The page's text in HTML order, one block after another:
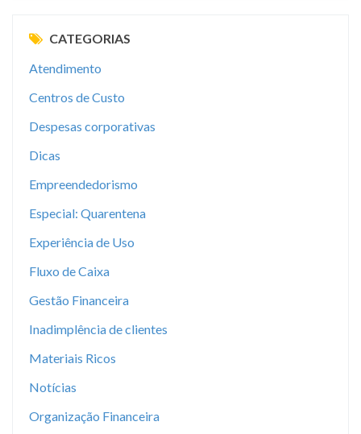
CATEGORIAS
Atendimento
Centros de Custo
Despesas corporativas
Dicas
Empreendedorismo
Especial: Quarentena
Experiência de Uso
Fluxo de Caixa
Gestão Financeira
Inadimplência de clientes
Materiais Ricos
Notícias
Organização Financeira